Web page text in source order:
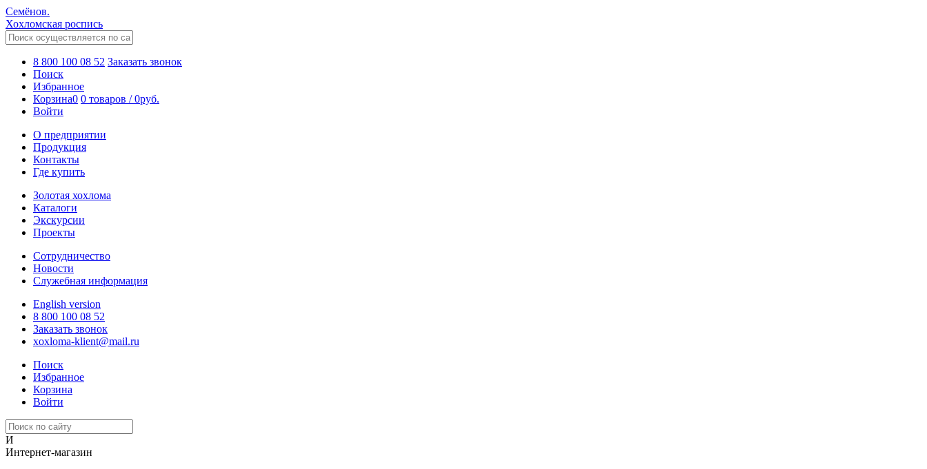
Семёнов.
Хохломская роспись
8 800 100 08 52 Заказать звонок
Поиск
Избранное
Корзина0 0 товаров /0руб.
Войти
О предприятии
Продукция
Контакты
Где купить
Золотая хохлома
Каталоги
Экскурсии
Проекты
Сотрудничество
Новости
Служебная информация
English version
8 800 100 08 52
Заказать звонок
xoxloma-klient@mail.ru
Поиск
Избранное
Корзина
Войти
И
Интернет-магазин